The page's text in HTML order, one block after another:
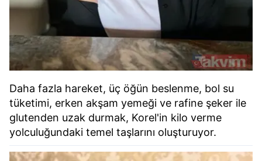
Daha fazla hareket, üç öğün beslenme, bol su
tüketimi, erken akşam yemeği ve rafine şeker ile
glutenden uzak durmak, Korel'in kilo verme
yolculuğundaki temel taşlarını oluşturuyor.